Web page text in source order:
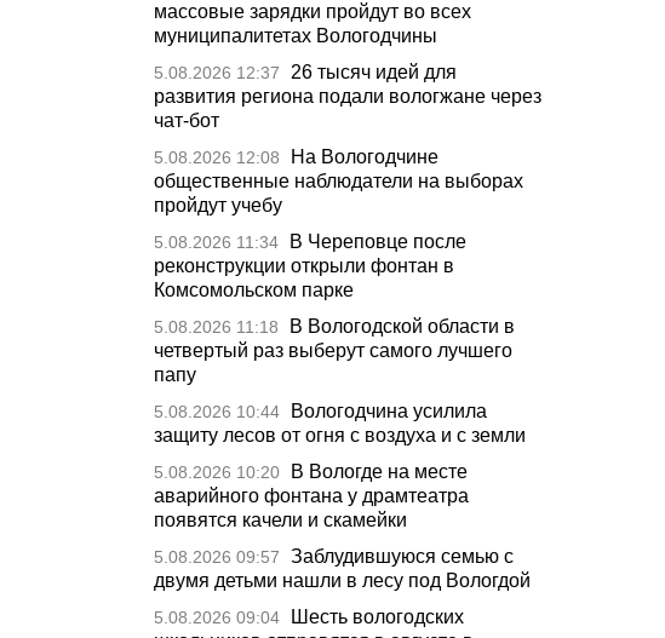
массовые зарядки пройдут во всех
муниципалитетах Вологодчины
5.08.2026 12:37
26 тысяч идей для
развития региона подали вологжане через
чат-бот
5.08.2026 12:08
На Вологодчине
общественные наблюдатели на выборах
пройдут учебу
5.08.2026 11:34
В Череповце после
реконструкции открыли фонтан в
Комсомольском парке
5.08.2026 11:18
В Вологодской области в
четвертый раз выберут самого лучшего
папу
5.08.2026 10:44
Вологодчина усилила
защиту лесов от огня с воздуха и с земли
5.08.2026 10:20
В Вологде на месте
аварийного фонтана у драмтеатра
появятся качели и скамейки
5.08.2026 09:57
Заблудившуюся семью с
двумя детьми нашли в лесу под Вологдой
5.08.2026 09:04
Шесть вологодских